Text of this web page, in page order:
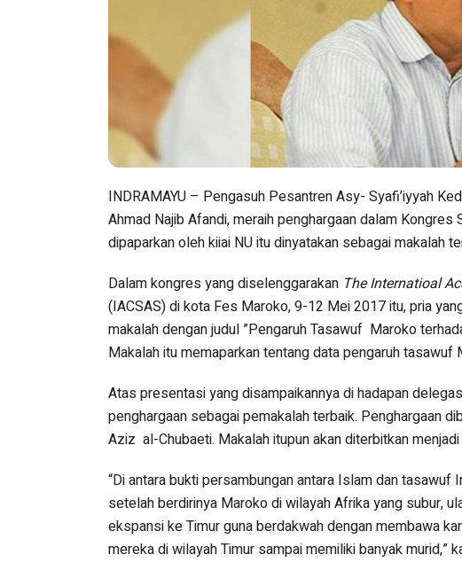
INDRAMAYU – Pengasuh Pesantren Asy- Syafi’iyyah
Ahmad Najib Afandi, meraih penghargaan dalam
dipaparkan oleh kiiai NU itu dinyatakan sebagai makalah
Dalam kongres yang diselenggarakan The Internatioal
(IACSAS) di kota Fes Maroko, 9-12 Mei 2017 itu, pria
makalah dengan judul ”Pengaruh Tasawuf Maroko
Makalah itu memaparkan tentang data pengaruh
Atas presentasi yang disampaikannya di hadapan
penghargaan sebagai pemakalah terbaik. Penghargaan
Aziz al-Chubaeti. Makalah itupun akan diterbitkan menjadi
“Di antara bukti persambungan antara Islam dan
setelah berdirinya Maroko di wilayah Afrika yang subur,
ekspansi ke Timur guna berdakwah dengan membawa
mereka di wilayah Timur sampai memiliki banyak murid,”